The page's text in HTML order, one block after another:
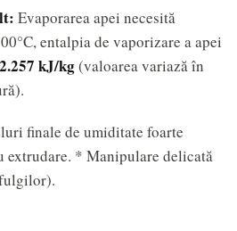
Evaporarea apei necesită
entalpia de vaporizare a apei
2.257 kJ/kg(valoarea variază în
finale de umiditate foarte
extrudare. * Manipulare delicată